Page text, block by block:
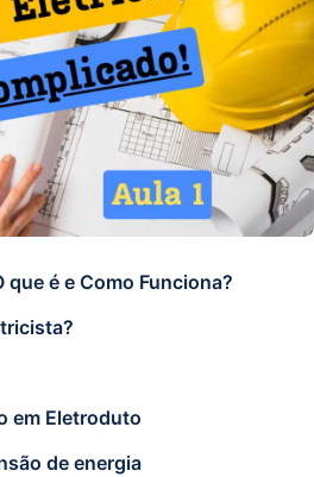
que é e Como Funciona?
em Eletroduto
de energia